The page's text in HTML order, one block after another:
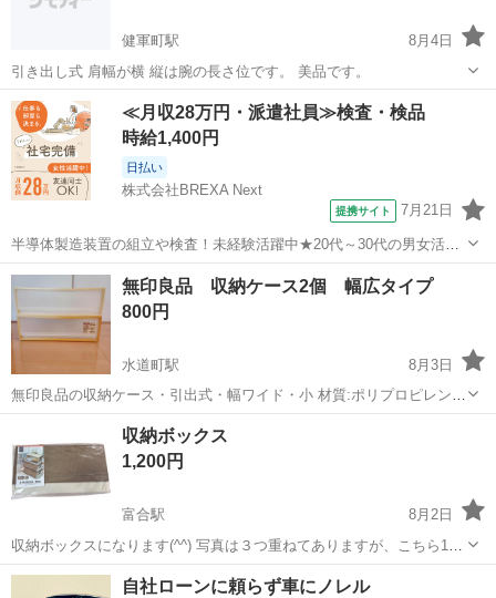
健軍町駅
8月4日
引き出し式 肩幅が横 縦は腕の長さ位です。 美品です。
熊本 熊本市 健軍町駅 収納家具 ケース
≪月収28万円・派遣社員≫検査・検品
時給1,400円
日払い
株式会社BREXA Next
提携サイト 7月21日
半導体製造装置の組立や検査！未経験活躍中★20代～30代の男女活躍
中★ワンルーム寮完備！赴任旅費会社負担！マイカー通勤OK！無料駐
車場あり！正社員登用あり！《熊本県菊池郡大津町》 人気の工場のお
仕事 ◇半導体製造装置の組立...
熊本 その他
無印良品 収納ケース2個 幅広タイプ
800円
水道町駅
8月3日
無印良品の収納ケース・引出式・幅ワイド・小 材質:ポリプロピレン
サイズ:約幅55✕奥行44.5✕高さ18cm 経年劣化による日焼けあり。
水道町駅
収納ボックス
1,200円
富合駅
8月2日
収納ボックスになります(^^) 写真は３つ重ねてありますが、こちら1個
でのお値段です！
熊本 熊本市 富合駅 収納家具
自社ローンに頼らず車にノレル